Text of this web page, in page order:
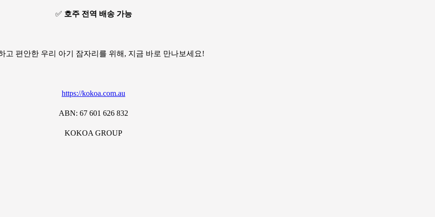
✅ 호주 전역 배송 가능
고 편안한 우리 아기 잠자리를 위해, 지금 바로 만나보세요!
https://kokoa.com.au
ABN: 67 601 626 832
KOKOA GROUP